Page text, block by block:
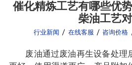
催化精炼工艺有哪些优
柴油工艺
行业新闻 在线客服 咨询价格
废油通过废油再生设备处理